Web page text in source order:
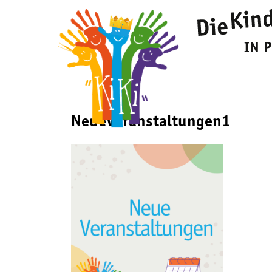
NeueVeranstaltungen1